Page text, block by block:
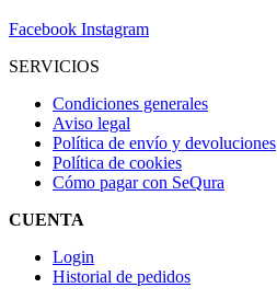
Facebook Instagram
SERVICIOS
Condiciones generales
Aviso legal
Política de envío y devoluciones
Política de cookies
Cómo pagar con SeQura
CUENTA
Login
Historial de pedidos